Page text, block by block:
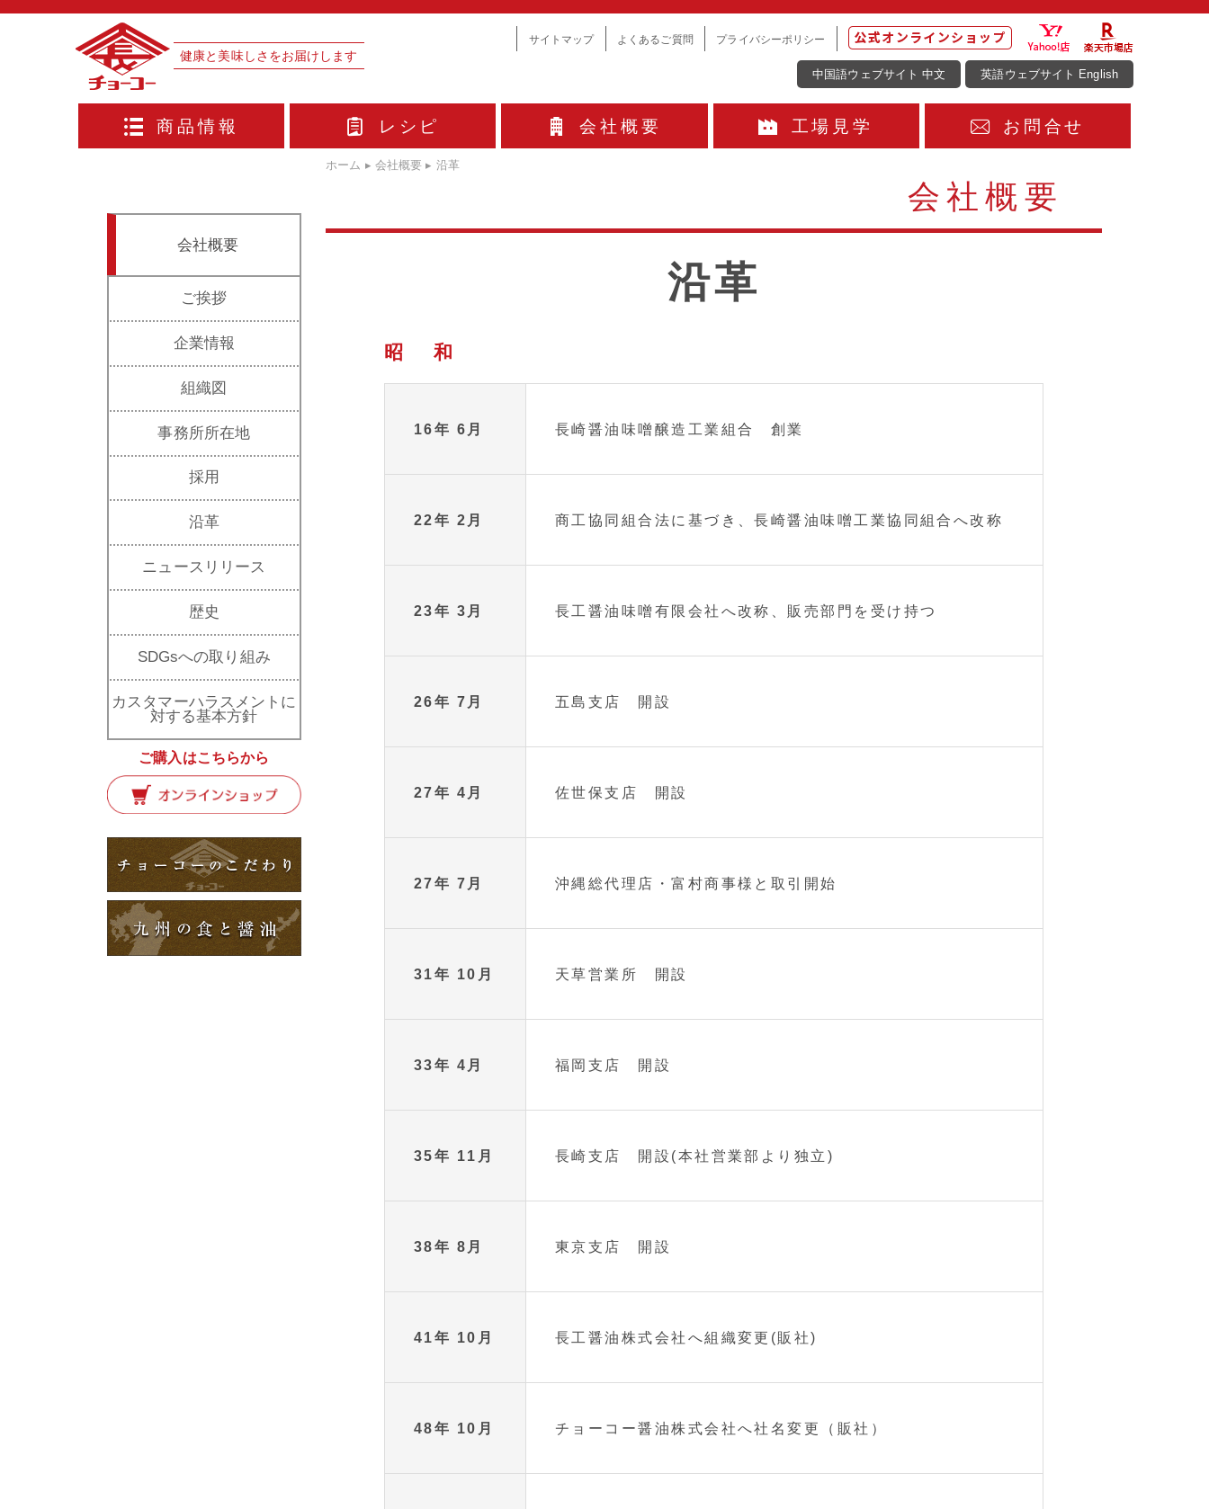
健康と美味しさをお届けします
サイトマップ よくあるご質問 プライバシーポリシー
中国語ウェブサイト 中文 英語ウェブサイト English
商品情報 レシピ 会社概要 工場見学 お問合せ
会社概要
ご挨拶
企業情報
組織図
事務所所在地
採用
沿革
ニュースリリース
歴史
SDGsへの取り組み
カスタマーハラスメントに
対する基本方針
ご購入はこちらから
ホーム ▸ 会社概要 ▸ 沿革
会社概要
沿革
昭 和
16年 6月 長崎醤油味噌醸造工業組合 創業
22年 2月 商工協同組合法に基づき、長崎醤油味噌工業協同組合へ改称
23年 3月 長工醤油味噌有限会社へ改称、販売部門を受け持つ
26年 7月 五島支店 開設
27年 4月 佐世保支店 開設
27年 7月 沖縄総代理店・富村商事様と取引開始
31年 10月 天草営業所 開設
33年 4月 福岡支店 開設
35年 11月 長崎支店 開設(本社営業部より独立)
38年 8月 東京支店 開設
41年 10月 長工醤油株式会社へ組織変更(販社)
48年 10月 チョーコー醤油株式会社へ社名変更（販社）